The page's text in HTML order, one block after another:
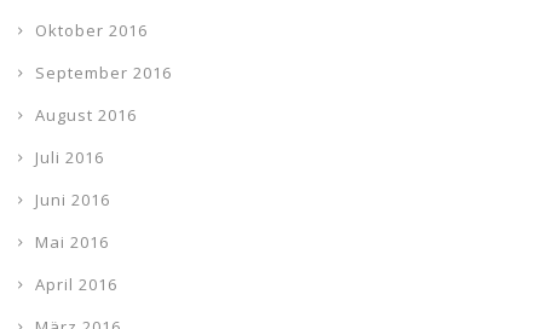
Oktober 2016
September 2016
August 2016
Juli 2016
Juni 2016
Mai 2016
April 2016